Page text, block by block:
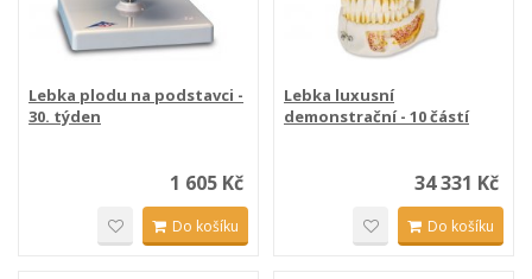
Lebka plodu na podstavci -
30. týden
1 605 Kč
Do košíku
Lebka luxusní
demonstrační - 10 částí
34 331 Kč
Do košíku